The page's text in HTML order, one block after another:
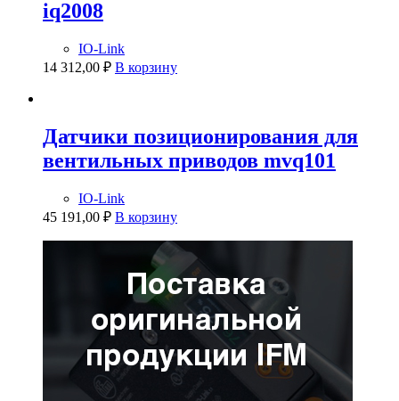
iq2008
IO-Link
14 312,00 ₽ В корзину
Датчики позиционирования для
вентильных приводов mvq101
IO-Link
45 191,00 ₽ В корзину